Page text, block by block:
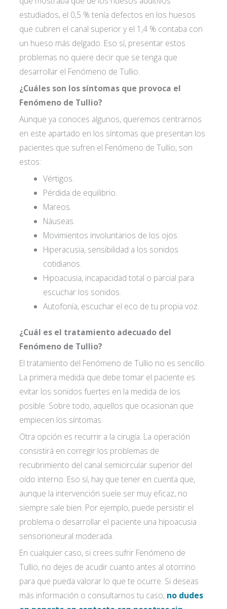
estudiados, el 0,5 % tenía defectos en los huesos
que cubren el canal superior y el 1,4 % contaba con
un hueso más delgado. Eso sí, presentar estos
problemas no quiere decir que se tenga que
desarrollar el Fenómeno de Tullio.
¿Cuáles son los síntomas que provoca el
Fenómeno de Tullio?
Aunque ya conoces algunos, queremos centrarnos
en este apartado en los síntomas que presentan los
pacientes que sufren el Fenómeno de Tullio, son
estos:
Vértigos.
Pérdida de equilibrio.
Mareos.
Náuseas.
Movimientos involuntarios de los ojos.
Hiperacusia, sensibilidad a los sonidos
cotidianos.
Hipoacusia, incapacidad total o parcial para
escuchar los sonidos.
Autofonía, escuchar el eco de tu propia voz.
¿Cuál es el tratamiento adecuado del
Fenómeno de Tullio?
El tratamiento del Fenómeno de Tullio no es sencillo.
La primera medida que debe tomar el paciente es
evitar los sonidos fuertes en la medida de los
posible. Sobre todo, aquellos que ocasionan que
empiecen los síntomas.
Otra opción es recurrir a la cirugía. La operación
consistirá en corregir los problemas de
recubrimiento del canal semicircular superior del
oído interno. Eso sí, hay que tener en cuenta que,
aunque la intervención suele ser muy eficaz, no
siempre sale bien. Por ejemplo, puede persistir el
problema o desarrollar el paciente una hipoacusia
sensorioneural moderada.
En cualquier caso, si crees sufrir Fenómeno de
Tullio, no dejes de acudir cuanto antes al otorrino
para que pueda valorar lo que te ocurre. Si deseas
más información o consultarnos tu caso, no dudes